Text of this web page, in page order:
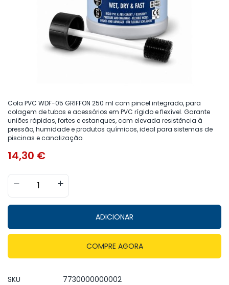
Cola PVC WDF-05 GRIFFON 250 ml com pincel integrado, para
colagem de tubos e acessórios em PVC rígido e flexível. Garante
uniões rápidas, fortes e estanques, com elevada resistência à
pressão, humidade e produtos químicos, ideal para sistemas de
piscinas e canalização.
14,30 €
ADICIONAR
COMPRE AGORA
SKU 7730000000002